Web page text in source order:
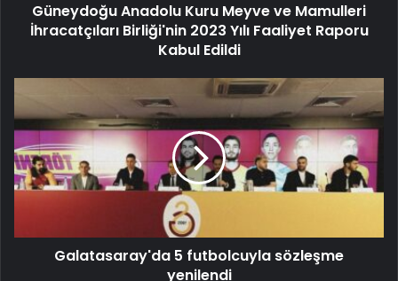
Güneydoğu Anadolu Kuru Meyve ve Mamulleri
İhracatçıları Birliği'nin 2023 Yılı Faaliyet Raporu
Kabul Edildi
Galatasaray'da 5 futbolcuyla sözleşme
yenilendi